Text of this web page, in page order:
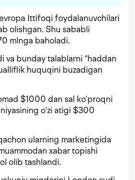
Ittifoqi foydalanuvchilari
olishgan. Shu sababli
mlnga baholadi.
va bunday talablarni “haddan
huquqini buzadigan
$1000 dan sal ko‘proqni
o‘zi atigi $300
ularning marketingida
xabar topishi
olib tashlandi.